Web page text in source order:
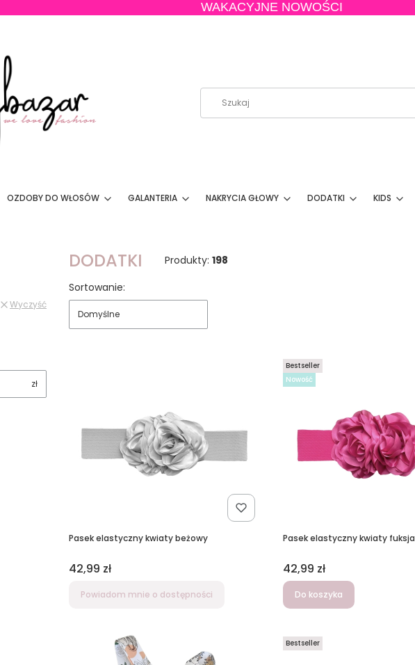
WAKACYJNE NOWOŚCI
OZDOBY DO WŁOSÓW GALANTERIA NAKRYCIA GŁOWY DODATKI KIDS
Wyczyść
zł
DODATKI Produkty: 198
Lista produktów
Sortowanie:
Domyślne
Pasek elastyczny kwiaty beżowy
Cena
42,99 zł
Powiadom mnie o dostępności
Bestseller
Nowość
Pasek elastyczny kwiaty fuksja
Cena
42,99 zł
Do koszyka
Bestseller